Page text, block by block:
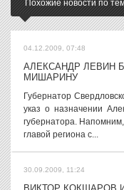
Похожие новости по
04.12.2009, 07:48
АЛЕКСАНДР ЛЕВИН
МИШАРИНУ
Губернатор
указ о назначении
губернатора.
главой региона с...
30.09.2009, 11:24